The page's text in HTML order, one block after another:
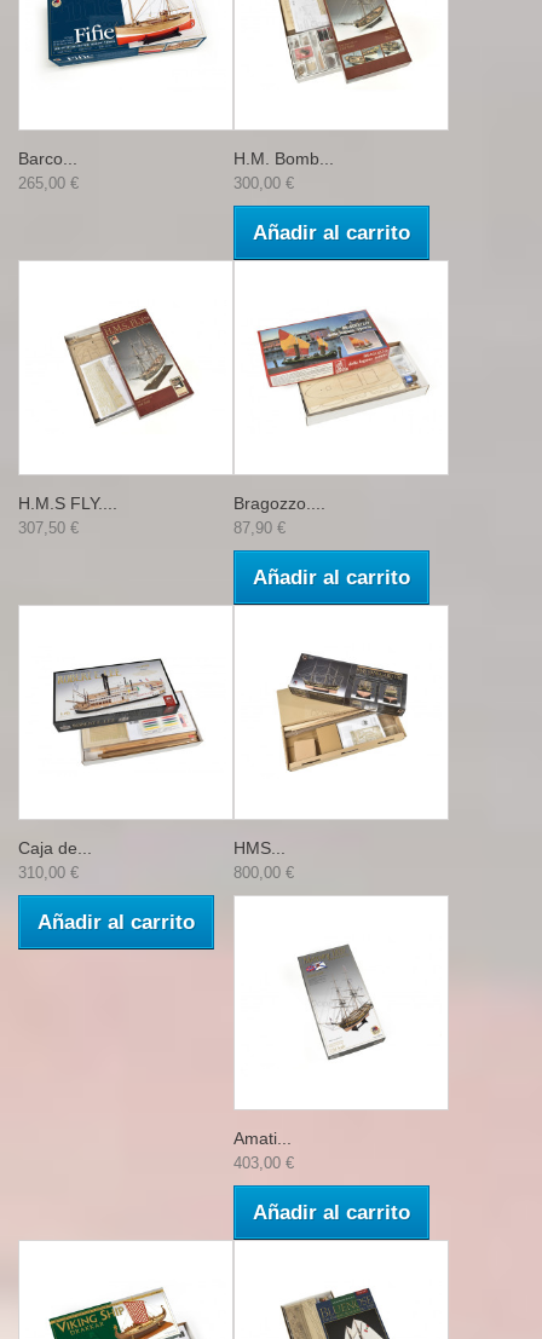
Barco...
265,00 €
H.M. Bomb...
300,00 €
Añadir al carrito
H.M.S FLY....
307,50 €
Bragozzo....
87,90 €
Añadir al carrito
Caja de...
310,00 €
Añadir al carrito
HMS...
800,00 €
Amati...
403,00 €
Añadir al carrito